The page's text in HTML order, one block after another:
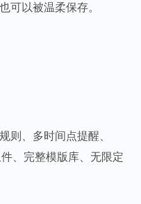
可以被温柔保存。
则、多时间点提醒、
、完整模版库、无限定